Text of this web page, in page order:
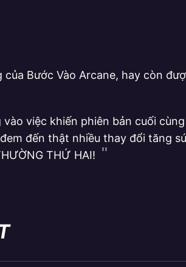
Bước Vào Arcane, hay còn
việc khiến phiên bản cuối
đến thật nhiều thay đổi tăng
THỨ HAI!